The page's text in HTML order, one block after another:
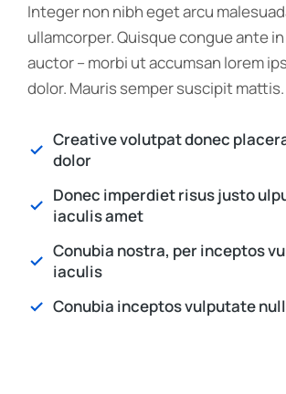
Integer non nibh eget arcu
ullamcorper. Quisque congue ante
auctor – morbi ut accumsan lorem
dolor. Mauris semper suscipit mattis.
Creative volutpat donec
dolor
Donec imperdiet risus justo
iaculis amet
Conubia nostra, per inceptos
iaculis
Conubia inceptos vulputate